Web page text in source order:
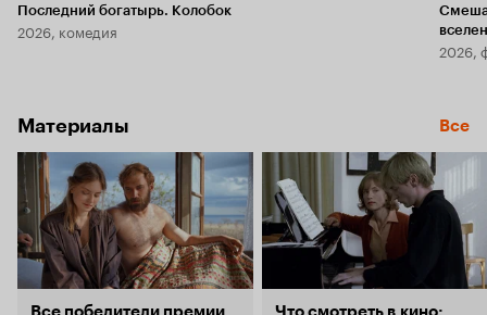
Последний богатырь. Колобок
2026, комедия
2026,
Материалы Все